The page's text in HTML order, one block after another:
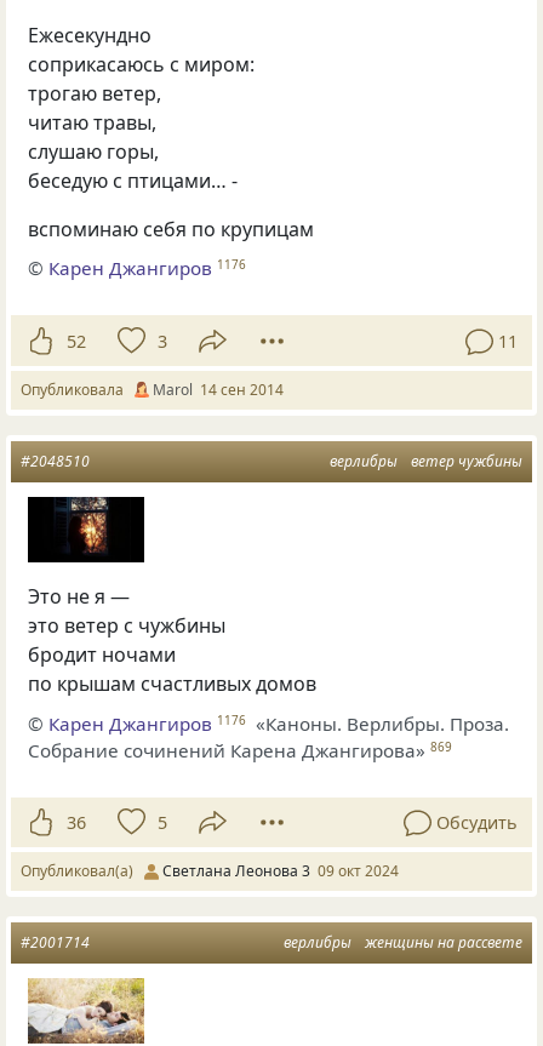
Ежесекундно
соприкасаюсь с миром:
трогаю ветер,
читаю травы,
слушаю горы,
беседую с птицами… -
вспоминаю себя по крупицам
© Карен Джангиров 1176
52 3 11
Опубликовала Маrol 14 сен 2014
верлибры ветер чужбины
#2048510
Это не я —
это ветер с чужбины
бродит ночами
по крышам счастливых домов
© Карен Джангиров 1176 «Каноны. Верлибры. Проза.
Собрание сочинений Карена Джангирова» 869
36 5 Обсудить
Опубликовал(а) Светлана Леонова 3 09 окт 2024
верлибры женщины на рассвете
#2001714